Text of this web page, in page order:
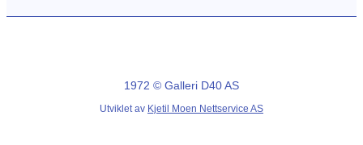
1972 © Galleri D40 AS
Utviklet av Kjetil Moen Nettservice AS